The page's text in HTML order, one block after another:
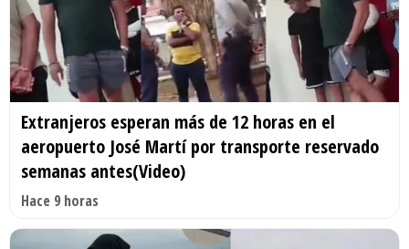
Extranjeros esperan más de 12 horas en el
aeropuerto José Martí por transporte reservado
semanas antes(Video)
Hace 9 horas